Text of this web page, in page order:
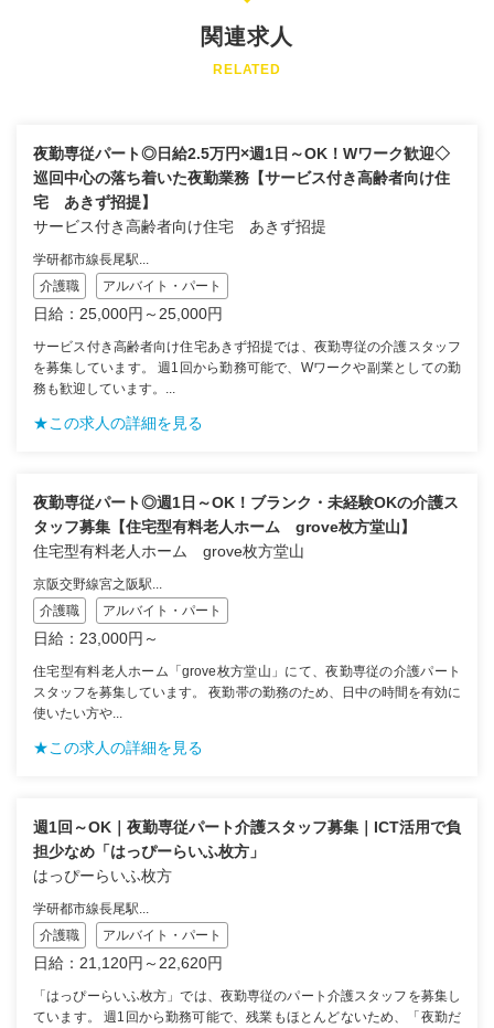
関連求人
RELATED
夜勤専従パート◎日給2.5万円×週1日～OK！Wワーク歓迎◇
巡回中心の落ち着いた夜勤業務【サービス付き高齢者向け住
宅 あきず招提】
サービス付き高齢者向け住宅 あきず招提
学研都市線長尾駅...
介護職
アルバイト・パート
日給：25,000円～25,000円
サービス付き高齢者向け住宅あきず招提では、夜勤専従の介護スタッフ
を募集しています。 週1回から勤務可能で、Wワークや副業としての勤
務も歓迎しています。...
★この求人の詳細を見る
夜勤専従パート◎週1日～OK！ブランク・未経験OKの介護ス
タッフ募集【住宅型有料老人ホーム grove枚方堂山】
住宅型有料老人ホーム grove枚方堂山
京阪交野線宮之阪駅...
介護職
アルバイト・パート
日給：23,000円～
住宅型有料老人ホーム「grove枚方堂山」にて、夜勤専従の介護パート
スタッフを募集しています。 夜勤帯の勤務のため、日中の時間を有効に
使いたい方や...
★この求人の詳細を見る
週1回～OK｜夜勤専従パート介護スタッフ募集｜ICT活用で負
担少なめ「はっぴーらいふ枚方」
はっぴーらいふ枚方
学研都市線長尾駅...
介護職
アルバイト・パート
日給：21,120円～22,620円
「はっぴーらいふ枚方」では、夜勤専従のパート介護スタッフを募集し
ています。 週1回から勤務可能で、残業もほとんどないため、「夜勤だ